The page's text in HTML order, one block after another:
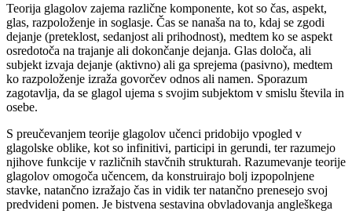
Teorija glagolov zajema različne komponente, kot so čas, aspekt,
glas, razpoloženje in soglasje. Čas se nanaša na to, kdaj se zgodi
dejanje (preteklost, sedanjost ali prihodnost), medtem ko se aspekt
osredotoča na trajanje ali dokončanje dejanja. Glas določa, ali
subjekt izvaja dejanje (aktivno) ali ga sprejema (pasivno), medtem
ko razpoloženje izraža govorčev odnos ali namen. Sporazum
zagotavlja, da se glagol ujema s svojim subjektom v smislu števila in
osebe.
S preučevanjem teorije glagolov učenci pridobijo vpogled v
glagolske oblike, kot so infinitivi, participi in gerundi, ter razumejo
njihove funkcije v različnih stavčnih strukturah. Razumevanje teorije
glagolov omogoča učencem, da konstruirajo bolj izpopolnjene
stavke, natančno izražajo čas in vidik ter natančno prenesejo svoj
predvideni pomen. Je bistvena sestavina obvladovanja angleškega